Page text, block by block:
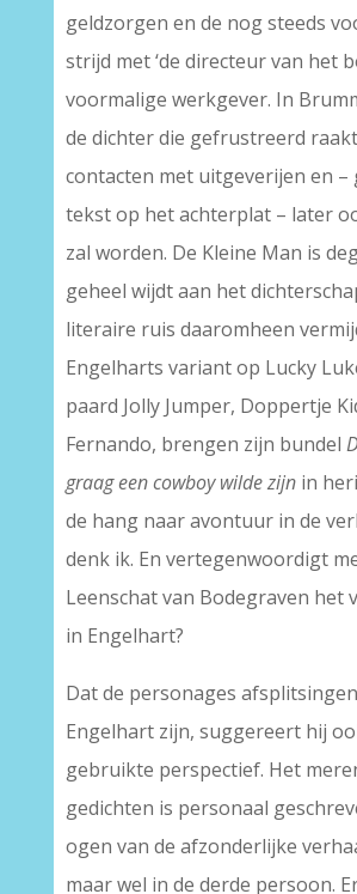
geldzorgen en de nog steeds
strijd met ‘de directeur van het
voormalige werkgever. In
de dichter die gefrustreerd
contacten met uitgeverijen en –
tekst op het achterplat – later
zal worden. De Kleine Man is
geheel wijdt aan het
literaire ruis daaromheen
Engelharts variant op Lucky
paard Jolly Jumper, Doppertje
Fernando, brengen zijn bundel
graag een cowboy wilde zijnin
de hang naar avontuur in de
denk ik. En vertegenwoordigt
Leenschat van Bodegraven het
in Engelhart?
Dat de personages
Engelhart zijn, suggereert hij
gebruikte perspectief. Het
gedichten is personaal
ogen van de afzonderlijke
maar wel in de derde persoon.